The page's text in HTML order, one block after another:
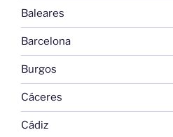
Baleares
Barcelona
Burgos
Cáceres
Cádiz